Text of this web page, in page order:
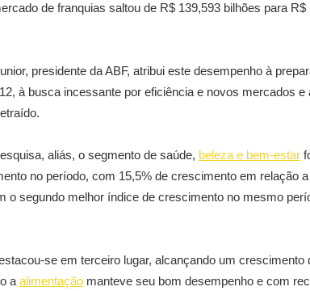
de franquias saltou de R$ 139,593 bilhões para
presidente da ABF, atribui este desempenho à
à busca incessante por eficiência e novos mercados e
aliás, o segmento de saúde, beleza e bem-estar
no período, com 15,5% de crescimento em relação
o segundo melhor índice de crescimento no mesmo
se em terceiro lugar, alcançando um crescimento
a alimentação manteve seu bom desempenho e com